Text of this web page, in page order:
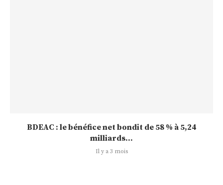
BDEAC : le bénéfice net bondit de 58 % à 5,24
milliards...
Il y a 3 mois